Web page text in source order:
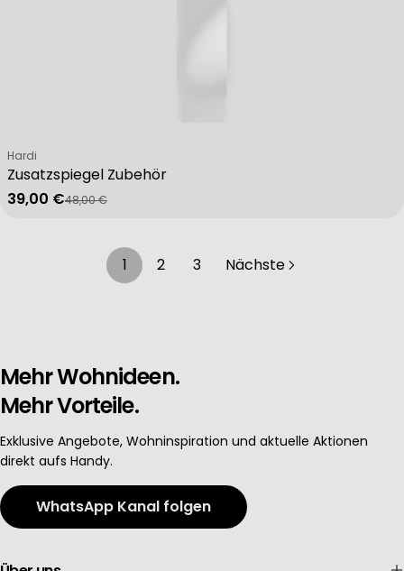
Zusatzspiegel Zubehör
Verkäufer:
Hardi
Verkaufspreis
39,00 €
Regulärer Preis
48,00 €
1 2 3 Nächste
Mehr Wohnideen.
Mehr Vorteile.
Exklusive Angebote, Wohninspiration und aktuelle Aktionen
direkt aufs Handy.
WhatsApp Kanal folgen